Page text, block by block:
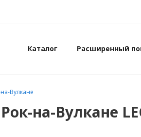
Каталог Расширенный
Вулкане
на-Вулкане